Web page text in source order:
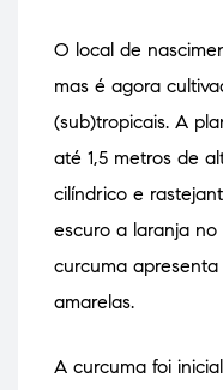
O local de
mas é agora
(sub)tropicais. A
até 1,5 metros de
cilíndrico e
escuro a laranja
curcuma
amarelas.
A curcuma foi